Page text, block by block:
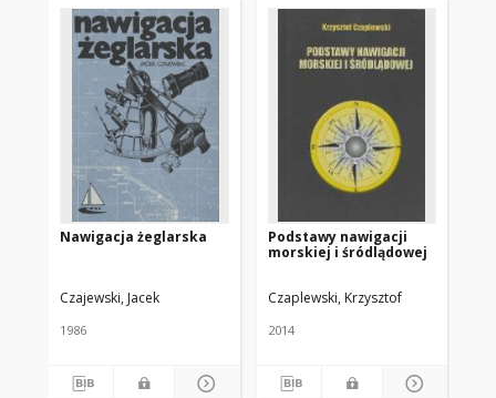
Nawigacja żeglarska
Czajewski, Jacek
1986
Podstawy nawigacji
morskiej i śródlądowej
Czaplewski, Krzysztof
2014